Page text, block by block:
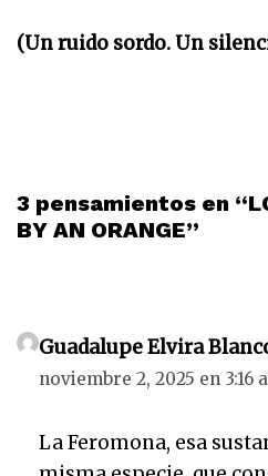
(Un ruido sordo. Un
3 pensamientos en
BY AN ORANGE”
Guadalupe Elvira
noviembre 2, 2025 en 3:16
La Feromona, esa